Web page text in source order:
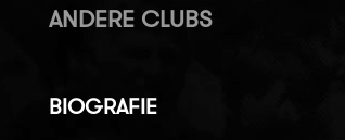
ANDERE CLUBS
BIOGRAFIE